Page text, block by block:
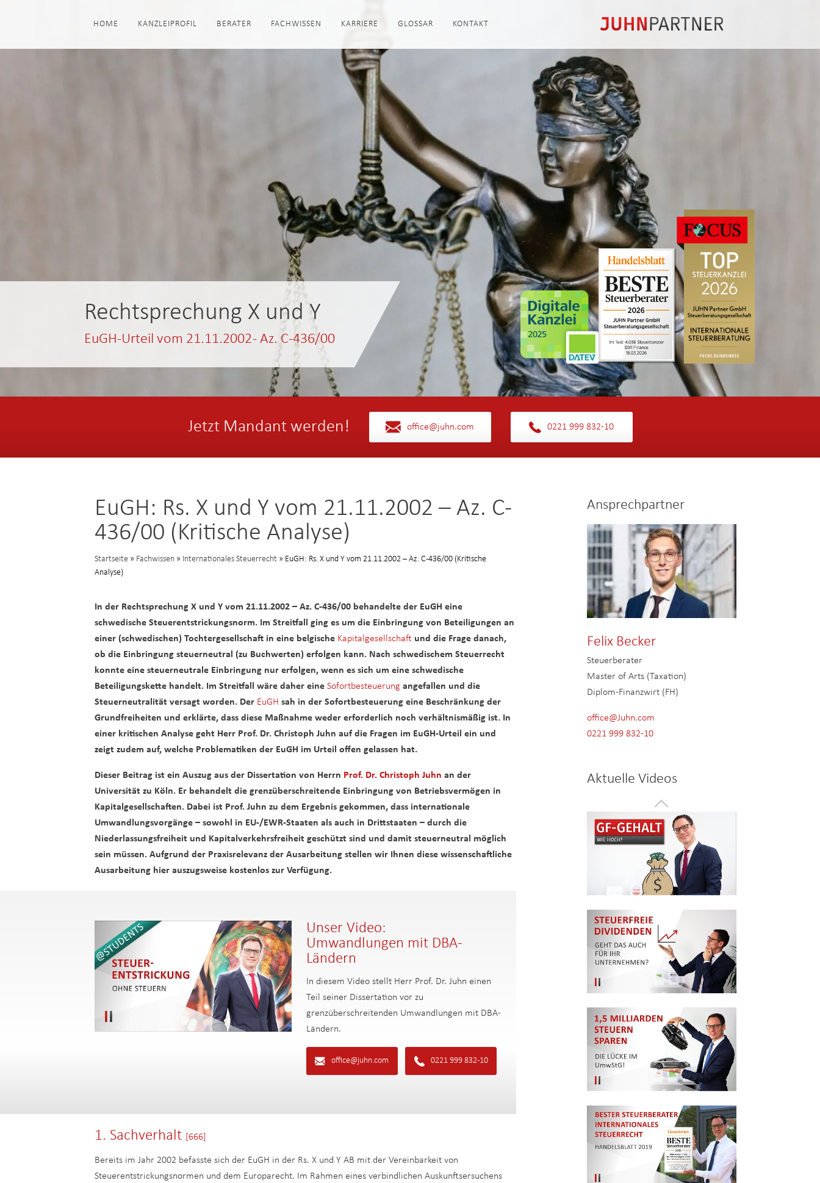
HOME KANZLEIPROFIL BERATER FACHWISSEN KARRIERE GLOSSAR KONTAKT
Rechtsprechung X und Y
EuGH-Urteil vom 21.11.2002 - Az. C-436/00
Jetzt Mandant werden! office@juhn.com 0221 999 832-10
EuGH: Rs. X und Y vom 21.11.2002 – Az. C-
436/00 (Kritische Analyse)
Startseite » Fachwissen » Internationales Steuerrecht » EuGH: Rs. X und Y vom 21.11.2002 – Az. C-436/00 (Kritische
Analyse)
In der Rechtsprechung X und Y vom 21.11.2002 – Az. C-436/00 behandelte der EuGH eine
schwedische Steuerentstrickungsnorm. Im Streitfall ging es um die Einbringung von Beteiligungen an
einer (schwedischen) Tochtergesellschaft in eine belgische Kapitalgesellschaft und die Frage danach,
ob die Einbringung steuerneutral (zu Buchwerten) erfolgen kann. Nach schwedischem Steuerrecht
konnte eine steuerneutrale Einbringung nur erfolgen, wenn es sich um eine schwedische
Beteiligungskette handelt. Im Streitfall wäre daher eine Sofortbesteuerung angefallen und die
Steuerneutralität versagt worden. Der EuGH sah in der Sofortbesteuerung eine Beschränkung der
Grundfreiheiten und erklärte, dass diese Maßnahme weder erforderlich noch verhältnismäßig ist. In
einer kritischen Analyse geht Herr Prof. Dr. Christoph Juhn auf die Fragen im EuGH-Urteil ein und
zeigt zudem auf, welche Problematiken der EuGH im Urteil offen gelassen hat.
Dieser Beitrag ist ein Auszug aus der Dissertation von Herrn Prof. Dr. Christoph Juhn an der
Universität zu Köln. Er behandelt die grenzüberschreitende Einbringung von Betriebsvermögen in
Kapitalgesellschaften. Dabei ist Prof. Juhn zu dem Ergebnis gekommen, dass internationale
Umwandlungsvorgänge – sowohl in EU-/EWR-Staaten als auch in Drittstaaten – durch die
Niederlassungsfreiheit und Kapitalverkehrsfreiheit geschützt sind und damit steuerneutral möglich
sein müssen. Aufgrund der Praxisrelevanz der Ausarbeitung stellen wir Ihnen diese wissenschaftliche
Ausarbeitung hier auszugsweise kostenlos zur Verfügung.
Unser Video:
Umwandlungen mit DBA-
Ländern
In diesem Video stellt Herr Prof. Dr. Juhn einen
Teil seiner Dissertation vor zu
grenzüberschreitenden Umwandlungen mit DBA-
Ländern.
office@juhn.com 0221 999 832-10
1. Sachverhalt [666]
Bereits im Jahr 2002 befasste sich der EuGH in der Rs. X und Y AB mit der Vereinbarkeit von
Steuerentstrickungsnormen und dem Europarecht. Im Rahmen eines verbindlichen Auskunftsersuchens
Ansprechpartner
Felix Becker
Steuerberater
Master of Arts (Taxation)
Diplom-Finanzwirt (FH)
office@Juhn.com
0221 999 832-10
Aktuelle Videos